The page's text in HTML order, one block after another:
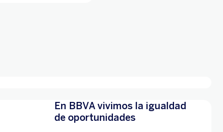
En BBVA vivimos la igualdad
de oportunidades